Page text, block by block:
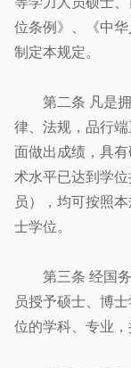
位条例》、《中
制定本规定。
第二条 凡是拥
律、法规，品行
面做出成绩，具
术水平已达到学
员），均可按照
士学位。
第三条 经国务
员授予硕士、博
位的学科、专业，